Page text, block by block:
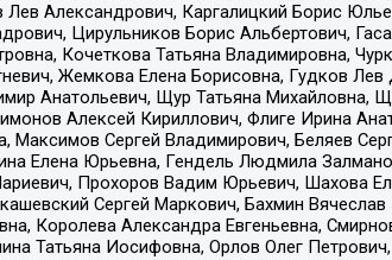
Александрович, Каргалицкий Борис
Цирульников Борис Альбертович,
Кочеткова Татьяна Владимировна,
Жемкова Елена Борисовна, Гудков
Анатольевич, Щур Татьяна Михайловна,
Алексей Кириллович, Флиге Ирина
Сергей Владимирович, Беляев
Елена Юрьевна, Гендель Людмила
Прохоров Вадим Юрьевич, Шахова
Сергей Маркович, Бахмин
Королева Александра Евгеньевна,
Татьяна Иосифовна, Орлов Олег